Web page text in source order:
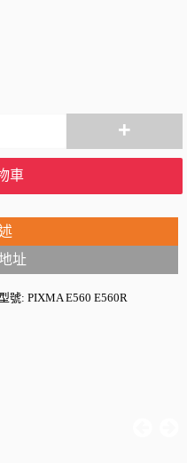
+
車
址
號: PIXMA E560 E560R